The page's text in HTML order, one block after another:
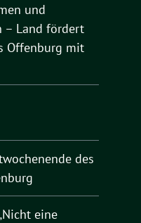
und
– Land fördert
Offenburg mit
des
eine